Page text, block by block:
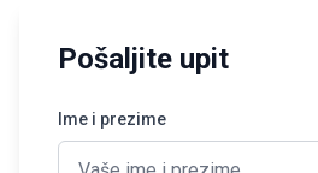
Pošaljite upit
Ime i prezime